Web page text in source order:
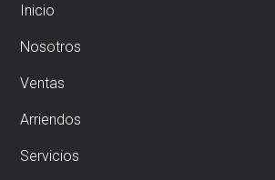
Inicio
Nosotros
Ventas
Arriendos
Servicios